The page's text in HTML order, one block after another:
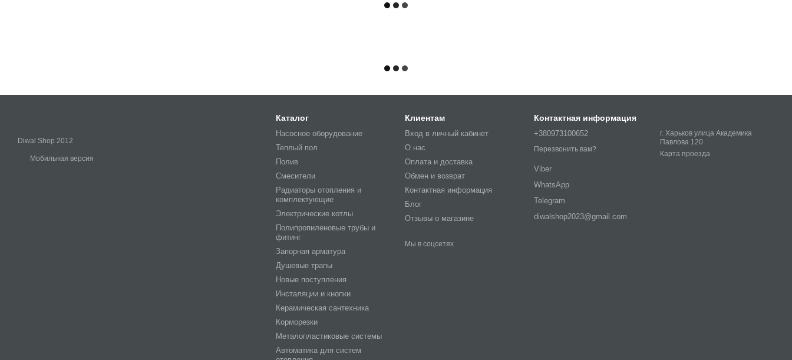
Diwal Shop 2012
Мобильная версия
Каталог
Насосное оборудование
Теплый пол
Полив
Смесители
Радиаторы отопления и
комплектующие
Электрические котлы
Полипропиленовые трубы и
фитинг
Запорная арматура
Душевые трапы
Новые поступления
Инсталяции и кнопки
Керамическая сантехника
Корморезки
Металопластиковые системы
Автоматика для систем
Клиентам
Вход в личный кабинет
О нас
Оплата и доставка
Обмен и возврат
Контактная информация
Блог
Отзывы о магазине
Мы в соцсетях
Контактная информация
+380973100652
Перезвонить вам?
Viber
WhatsApp
Telegram
diwalshop2023@gmail.com
г. Харьков улица Академика
Павлова 120
Карта проезда